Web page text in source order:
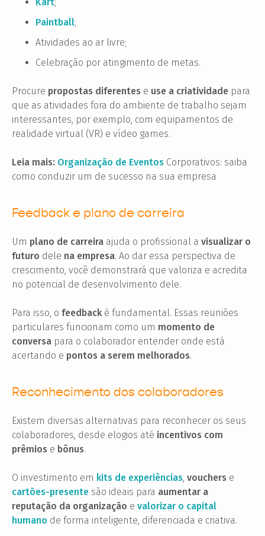
Paintball;
Atividades ao ar livre;
Celebração por atingimento de metas.
Procure propostas diferentes e use a criatividade para
que as atividades fora do ambiente de trabalho sejam
interessantes, por exemplo, com equipamentos de
realidade virtual (VR) e vídeo games.
Leia mais: Organização de Eventos Corporativos: saiba
como conduzir um de sucesso na sua empresa
Feedback e plano de carreira
Um plano de carreira ajuda o profissional a visualizar o
futuro dele na empresa. Ao dar essa perspectiva de
crescimento, você demonstrará que valoriza e acredita
no potencial de desenvolvimento dele.
Para isso, o feedbacké fundamental. Essas reuniões
particulares funcionam como um momento de
conversa para o colaborador entender onde está
acertando e pontos a serem melhorados.
Reconhecimento dos colaboradores
Existem diversas alternativas para reconhecer os seus
colaboradores, desde elogios até incentivos com
prêmios e bônus.
O investimento em kits de experiências, vouchers e
cartões-presente são ideais para aumentar a
reputação da organização e valorizar o capital
humano de forma inteligente, diferenciada e criativa.